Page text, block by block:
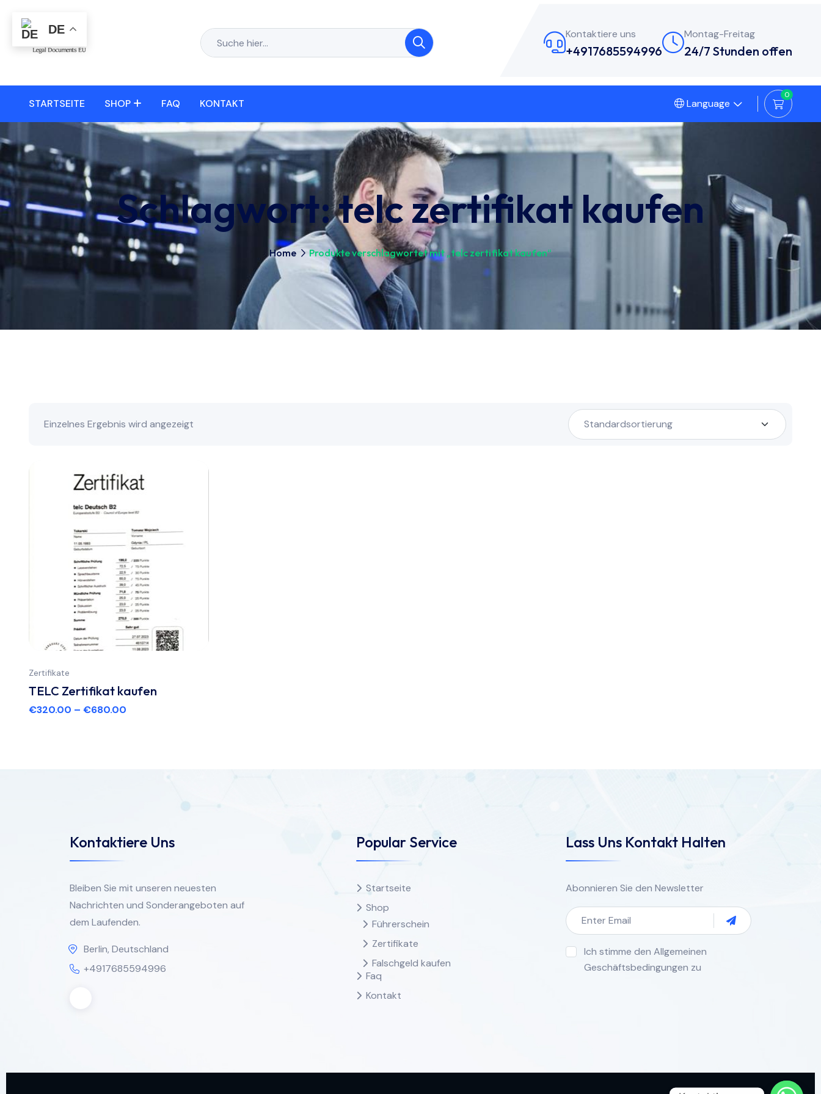
Kontaktiere uns
+4917685594996
Montag-Freitag
24/7 Stunden offen
STARTSEITE SHOP FAQ KONTAKT Language
0
Schlagwort:telc zertifikat kaufen
Home Produkte verschlagwortet mit „telc zertifikat kaufen“
Einzelnes Ergebnis wird angezeigt
Zertifikate
TELC Zertifikat kaufen
€320.00 – €680.00
Kontaktiere Uns
Bleiben Sie mit unseren neuesten
Nachrichten und Sonderangeboten auf
dem Laufenden.
Berlin, Deutschland
+4917685594996
Popular Service
Startseite
Shop
Führerschein
Zertifikate
Falschgeld kaufen
Faq
Kontakt
Lass Uns Kontakt Halten
Abonnieren Sie den Newsletter
Ich stimme den Allgemeinen
Geschäftsbedingungen zu
DE